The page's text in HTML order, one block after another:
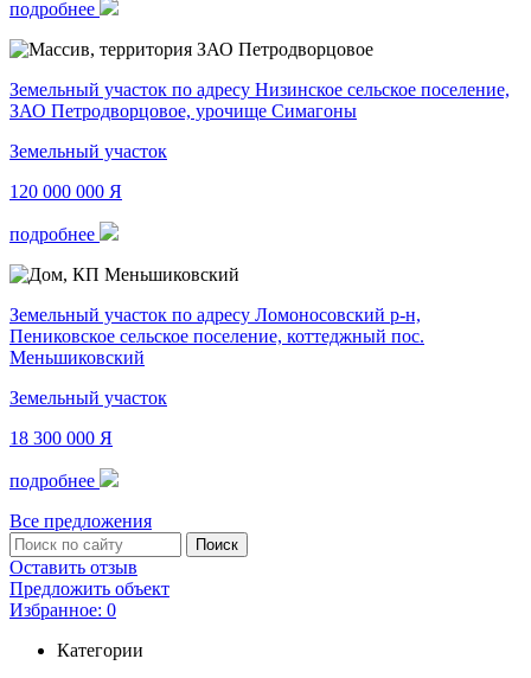
подробнее
Земельный участок по адресу Низинское сельское поселение,
ЗАО Петродворцовое, урочище Симагоны
Земельный участок
120 000 000 Я
подробнее
Земельный участок по адресу Ломоносовский р-н,
Пениковское сельское поселение, коттеджный пос.
Меньшиковский
Земельный участок
18 300 000 Я
подробнее
Все предложения
Оставить отзыв
Предложить объект
Избранное: 0
Категории